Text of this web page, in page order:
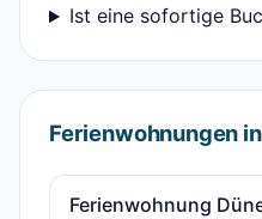
Ist eine sofortige
Ferienwohnungen
Ferienwohnung